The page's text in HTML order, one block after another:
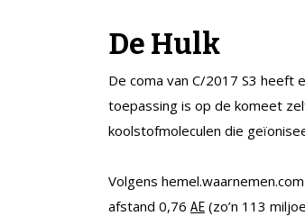
De Hulk
De coma van C/2017 S3 heeft
toepassing is op de komeet
koolstofmoleculen die
Volgens
afstand 0,76 AE (zo’n 113